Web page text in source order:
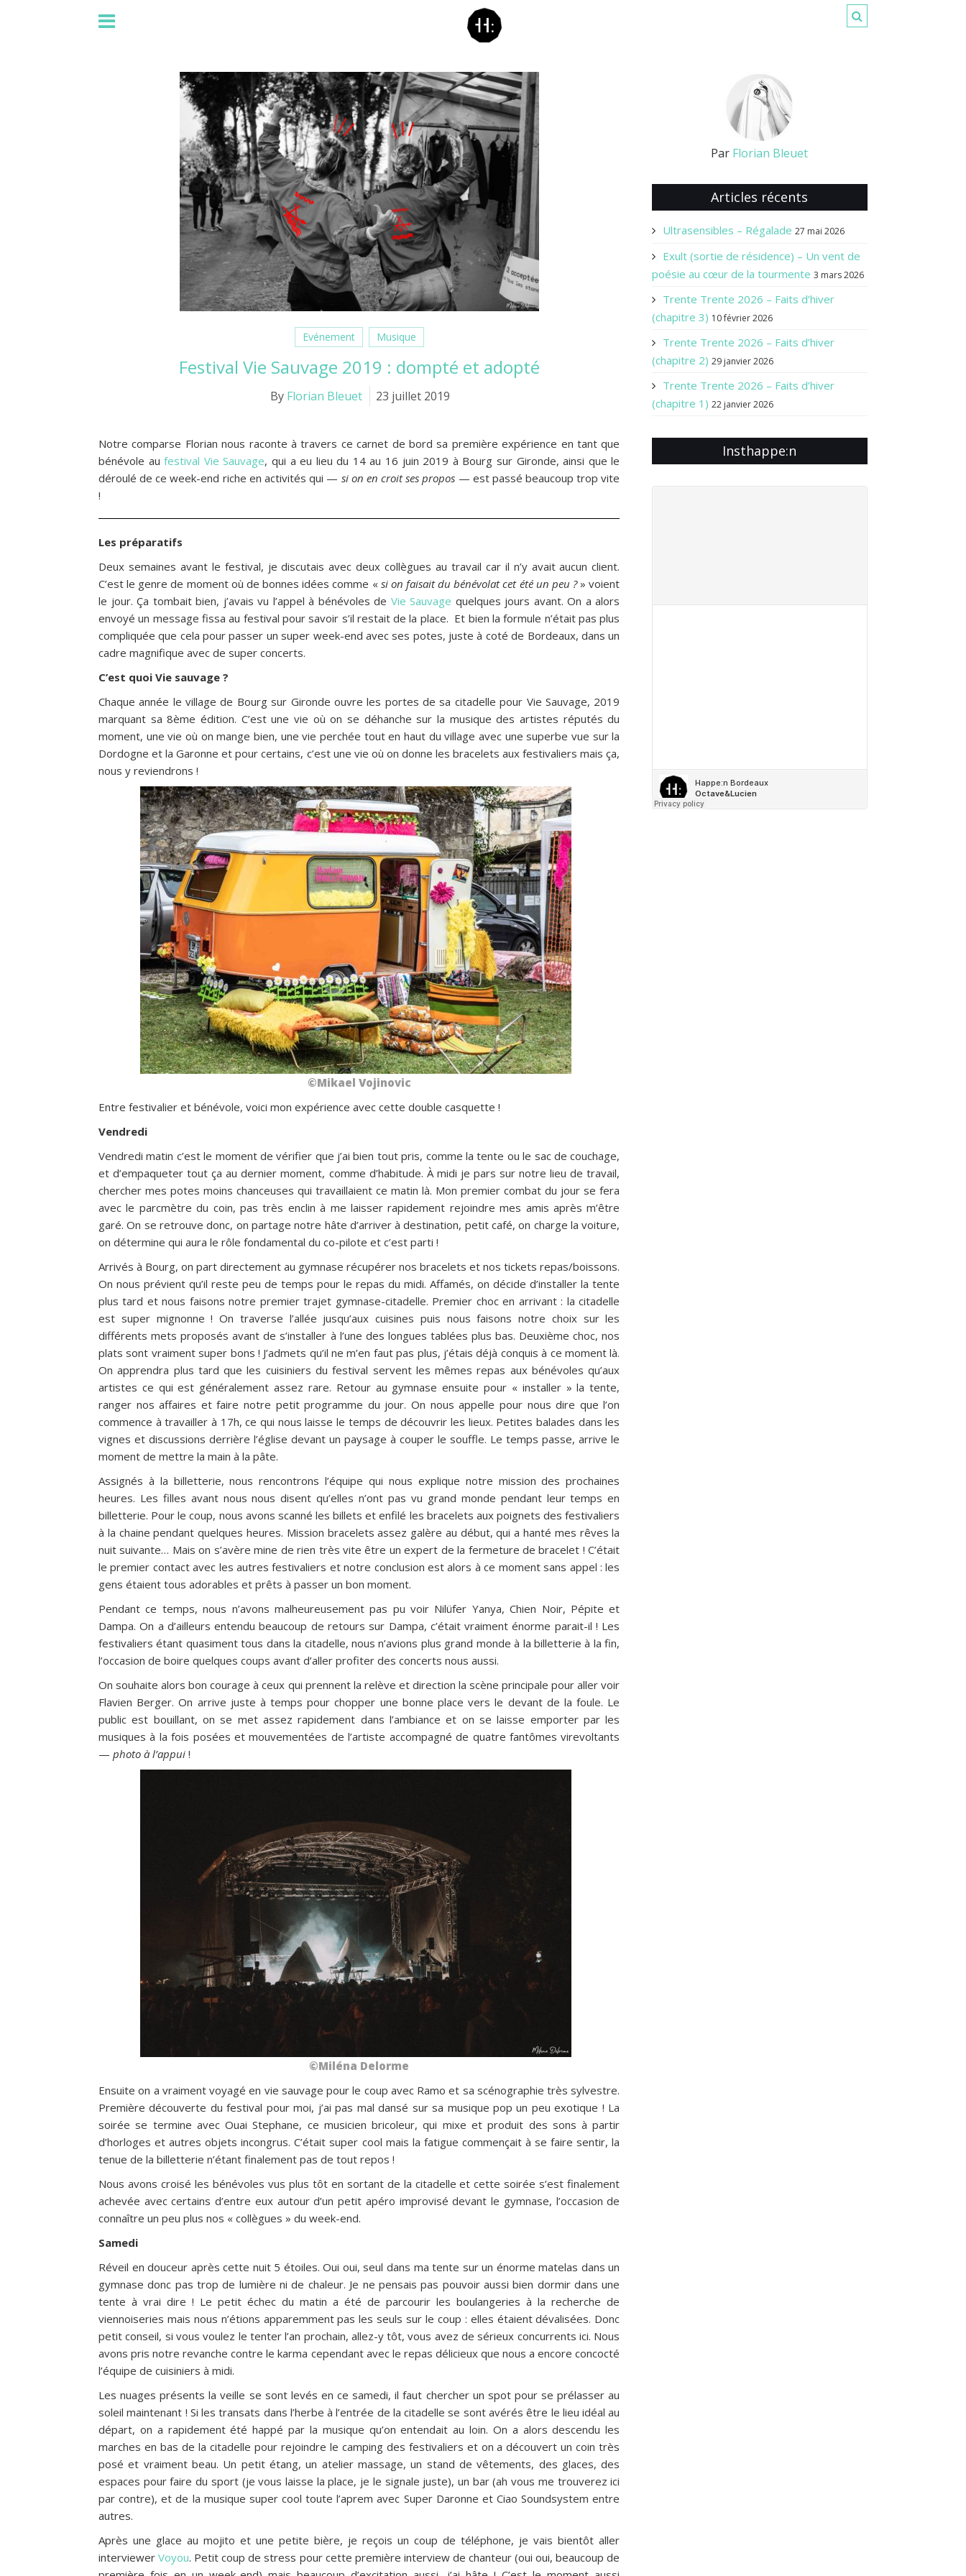
Evénement Musique
Festival Vie Sauvage 2019 : dompté et adopté
By Florian Bleuet 23 juillet 2019
Notre comparse Florian nous raconte à travers ce carnet de bord sa première expérience en tant que
bénévole aufestival Vie Sauvage, qui a eu lieu du 14 au 16 juin 2019 à Bourg sur Gironde, ainsi que le
déroulé de ce week-end riche en activités qui — si on en croit ses propos — est passé beaucoup trop vite
!
Les préparatifs
Deux semaines avant le festival, je discutais avec deux collègues au travail car il n’y avait aucun client.
C’est le genre de moment où de bonnes idées comme « si on faisait du bénévolat cet été un peu ?» voient
le jour. Ça tombait bien, j’avais vu l’appel à bénévoles de Vie Sauvage quelques jours avant. On a alors
envoyé un message fissa au festival pour savoir s’il restait de la place. Et bien la formule n’était pas plus
compliquée que cela pour passer un super week-end avec ses potes, juste à coté de Bordeaux, dans un
cadre magnifique avec de super concerts.
C’est quoi Vie sauvage ?
Chaque année le village de Bourg sur Gironde ouvre les portes de sa citadelle pour Vie Sauvage, 2019
marquant sa 8ème édition. C’est une vie où on se déhanche sur la musique des artistes réputés du
moment, une vie où on mange bien, une vie perchée tout en haut du village avec une superbe vue sur la
Dordogne et la Garonne et pour certains, c’est une vie où on donne les bracelets aux festivaliers mais ça,
nous y reviendrons !
©Mikael Vojinovic
Entre festivalier et bénévole, voici mon expérience avec cette double casquette !
Vendredi
Vendredi matin c’est le moment de vérifier que j’ai bien tout pris, comme la tente ou le sac de couchage,
et d’empaqueter tout ça au dernier moment, comme d’habitude. À midi je pars sur notre lieu de travail,
chercher mes potes moins chanceuses qui travaillaient ce matin là. Mon premier combat du jour se fera
avec le parcmètre du coin, pas très enclin à me laisser rapidement rejoindre mes amis après m’être
garé. On se retrouve donc, on partage notre hâte d’arriver à destination, petit café, on charge la voiture,
on détermine qui aura le rôle fondamental du co-pilote et c’est parti !
Arrivés à Bourg, on part directement au gymnase récupérer nos bracelets et nos tickets repas/boissons.
On nous prévient qu’il reste peu de temps pour le repas du midi. Affamés, on décide d’installer la tente
plus tard et nous faisons notre premier trajet gymnase-citadelle. Premier choc en arrivant : la citadelle
est super mignonne ! On traverse l’allée jusqu’aux cuisines puis nous faisons notre choix sur les
différents mets proposés avant de s’installer à l’une des longues tablées plus bas. Deuxième choc, nos
plats sont vraiment super bons ! J’admets qu’il ne m’en faut pas plus, j’étais déjà conquis à ce moment là.
On apprendra plus tard que les cuisiniers du festival servent les mêmes repas aux bénévoles qu’aux
artistes ce qui est généralement assez rare. Retour au gymnase ensuite pour « installer » la tente,
ranger nos affaires et faire notre petit programme du jour. On nous appelle pour nous dire que l’on
commence à travailler à 17h, ce qui nous laisse le temps de découvrir les lieux. Petites balades dans les
vignes et discussions derrière l’église devant un paysage à couper le souffle. Le temps passe, arrive le
moment de mettre la main à la pâte.
Assignés à la billetterie, nous rencontrons l’équipe qui nous explique notre mission des prochaines
heures. Les filles avant nous nous disent qu’elles n’ont pas vu grand monde pendant leur temps en
billetterie. Pour le coup, nous avons scanné les billets et enfilé les bracelets aux poignets des festivaliers
à la chaine pendant quelques heures. Mission bracelets assez galère au début, qui a hanté mes rêves la
nuit suivante… Mais on s’avère mine de rien très vite être un expert de la fermeture de bracelet ! C’était
le premier contact avec les autres festivaliers et notre conclusion est alors à ce moment sans appel : les
gens étaient tous adorables et prêts à passer un bon moment.
Pendant ce temps, nous n’avons malheureusement pas pu voir Nilüfer Yanya, Chien Noir, Pépite et
Dampa. On a d’ailleurs entendu beaucoup de retours sur Dampa, c’était vraiment énorme parait-il ! Les
festivaliers étant quasiment tous dans la citadelle, nous n’avions plus grand monde à la billetterie à la fin,
l’occasion de boire quelques coups avant d’aller profiter des concerts nous aussi.
On souhaite alors bon courage à ceux qui prennent la relève et direction la scène principale pour aller voir
Flavien Berger. On arrive juste à temps pour chopper une bonne place vers le devant de la foule. Le
public est bouillant, on se met assez rapidement dans l’ambiance et on se laisse emporter par les
musiques à la fois posées et mouvementées de l’artiste accompagné de quatre fantômes virevoltants
— photo à l’appui !
©Miléna Delorme
Ensuite on a vraiment voyagé en vie sauvage pour le coup avec Ramo et sa scénographie très sylvestre.
Première découverte du festival pour moi, j’ai pas mal dansé sur sa musique pop un peu exotique ! La
soirée se termine avec Ouai Stephane, ce musicien bricoleur, qui mixe et produit des sons à partir
d’horloges et autres objets incongrus. C’était super cool mais la fatigue commençait à se faire sentir, la
tenue de la billetterie n’étant finalement pas de tout repos !
Nous avons croisé les bénévoles vus plus tôt en sortant de la citadelle et cette soirée s’est finalement
achevée avec certains d’entre eux autour d’un petit apéro improvisé devant le gymnase, l’occasion de
connaître un peu plus nos « collègues » du week-end.
Samedi
Réveil en douceur après cette nuit 5 étoiles. Oui oui, seul dans ma tente sur un énorme matelas dans un
gymnase donc pas trop de lumière ni de chaleur. Je ne pensais pas pouvoir aussi bien dormir dans une
tente à vrai dire ! Le petit échec du matin a été de parcourir les boulangeries à la recherche de
viennoiseries mais nous n’étions apparemment pas les seuls sur le coup : elles étaient dévalisées. Donc
petit conseil, si vous voulez le tenter l’an prochain, allez-y tôt, vous avez de sérieux concurrents ici. Nous
avons pris notre revanche contre le karma cependant avec le repas délicieux que nous a encore concocté
l’équipe de cuisiniers à midi.
Les nuages présents la veille se sont levés en ce samedi, il faut chercher un spot pour se prélasser au
soleil maintenant ! Si les transats dans l’herbe à l’entrée de la citadelle se sont avérés être le lieu idéal au
départ, on a rapidement été happé par la musique qu’on entendait au loin. On a alors descendu les
marches en bas de la citadelle pour rejoindre le camping des festivaliers et on a découvert un coin très
posé et vraiment beau. Un petit étang, un atelier massage, un stand de vêtements, des glaces, des
espaces pour faire du sport (je vous laisse la place, je le signale juste), un bar (ah vous me trouverez ici
par contre), et de la musique super cool toute l’aprem avec Super Daronne et Ciao Soundsystem entre
autres.
Après une glace au mojito et une petite bière, je reçois un coup de téléphone, je vais bientôt aller
interviewerVoyou. Petit coup de stress pour cette première interview de chanteur (oui oui, beaucoup de
Par Florian Bleuet
Articles récents
Ultrasensibles – Régalade 27 mai 2026
Exult (sortie de résidence) – Un vent de
poésie au cœur de la tourmente 3 mars 2026
Trente Trente 2026 – Faits d’hiver
(chapitre 3) 10 février 2026
Trente Trente 2026 – Faits d’hiver
(chapitre 2) 29 janvier 2026
Trente Trente 2026 – Faits d’hiver
(chapitre 1) 22 janvier 2026
Insthappe:n